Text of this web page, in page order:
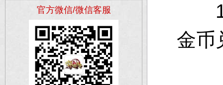
官方微信/微信客服
1
金币